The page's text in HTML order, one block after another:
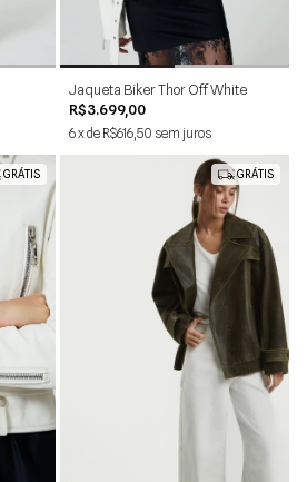
Jaqueta Biker Thor Off White
R$3.699,00
6xde R$616,50 sem juros
M G PP
GRÁTIS GRÁTIS